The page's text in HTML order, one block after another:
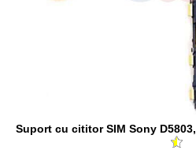
Suport cu cititor SIM Sony